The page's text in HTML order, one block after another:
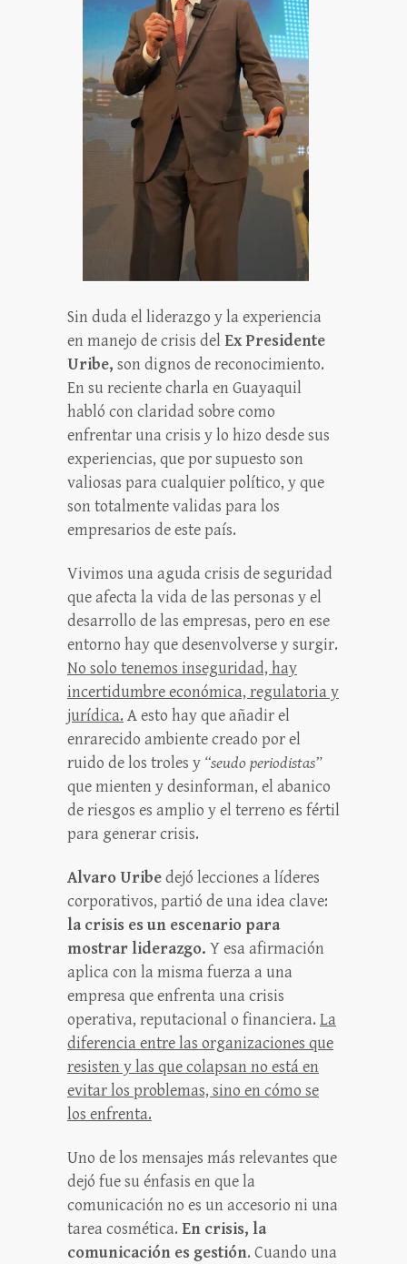
Sin duda el liderazgo y la experiencia
en manejo de crisis delEx Presidente
Uribe, son dignos de reconocimiento.
En su reciente charla en Guayaquil
habló con claridad sobre como
enfrentar una crisis y lo hizo desde sus
experiencias, que por supuesto son
valiosas para cualquier político, y que
son totalmente validas para los
empresarios de este país.
Vivimos una aguda crisis de seguridad
que afecta la vida de las personas y el
desarrollo de las empresas, pero en ese
entorno hay que desenvolverse y surgir.
No solo tenemos inseguridad, hay
incertidumbre económica, regulatoria y
jurídica. A esto hay que añadir el
enrarecido ambiente creado por el
ruido de los troles y “seudo periodistas”
que mienten y desinforman, el abanico
de riesgos es amplio y el terreno es fértil
para generar crisis.
Alvaro Uribedejó lecciones a líderes
corporativos, partió de una idea clave:
la crisis es un escenario para
mostrar liderazgo. Y esa afirmación
aplica con la misma fuerza a una
empresa que enfrenta una crisis
operativa, reputacional o financiera. La
diferencia entre las organizaciones que
resisten y las que colapsan no está en
evitar los problemas, sino en cómo se
los enfrenta.
Uno de los mensajes más relevantes que
dejó fue su énfasis en que la
comunicación no es un accesorio ni una
tarea cosmética. En crisis, la
comunicación es gestión. Cuando una